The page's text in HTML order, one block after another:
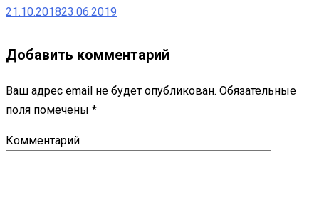
21.10.201823.06.2019
Добавить комментарий
Ваш адрес email не будет опубликован. Обязательные
поля помечены *
Комментарий